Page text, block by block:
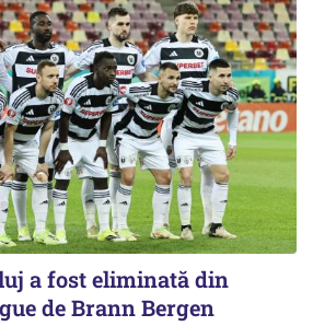
a fost eliminată din
de Brann Bergen